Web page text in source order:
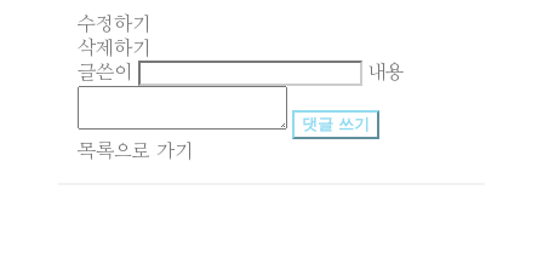
수정하기
삭제하기
글쓴이
내용
댓글 쓰기
목록으로 가기